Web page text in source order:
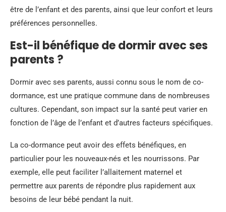
être de l’enfant et des parents, ainsi que leur confort et leurs
préférences personnelles.
Est-il bénéfique de dormir avec ses
parents ?
Dormir avec ses parents, aussi connu sous le nom de co-
dormance, est une pratique commune dans de nombreuses
cultures. Cependant, son impact sur la santé peut varier en
fonction de l’âge de l’enfant et d’autres facteurs spécifiques.
La co-dormance peut avoir des effets bénéfiques, en
particulier pour les nouveaux-nés et les nourrissons. Par
exemple, elle peut faciliter l’allaitement maternel et
permettre aux parents de répondre plus rapidement aux
besoins de leur bébé pendant la nuit.